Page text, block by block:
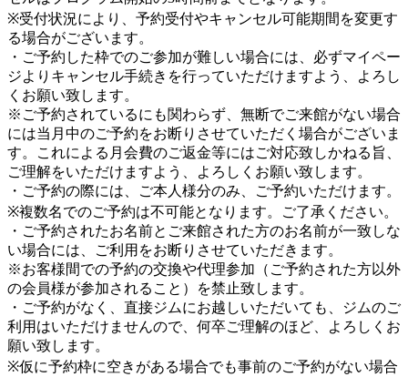
※受付状況により、予約受付やキャンセル可能期間を変更す
る場合がございます。
・ご予約した枠でのご参加が難しい場合には、必ずマイペー
ジよりキャンセル手続きを行っていただけますよう、よろし
くお願い致します。
※ご予約されているにも関わらず、無断でご来館がない場合
には当月中のご予約をお断りさせていただく場合がございま
す。これによる月会費のご返金等にはご対応致しかねる旨、
ご理解をいただけますよう、よろしくお願い致します。
・ご予約の際には、ご本人様分のみ、ご予約いただけます。
※複数名でのご予約は不可能となります。ご了承ください。
・ご予約されたお名前とご来館された方のお名前が一致しな
い場合には、ご利用をお断りさせていただきます。
※お客様間での予約の交換や代理参加（ご予約された方以外
の会員様が参加されること）を禁止致します。
・ご予約がなく、直接ジムにお越しいただいても、ジムのご
利用はいただけませんので、何卒ご理解のほど、よろしくお
願い致します。
※仮に予約枠に空きがある場合でも事前のご予約がない場合